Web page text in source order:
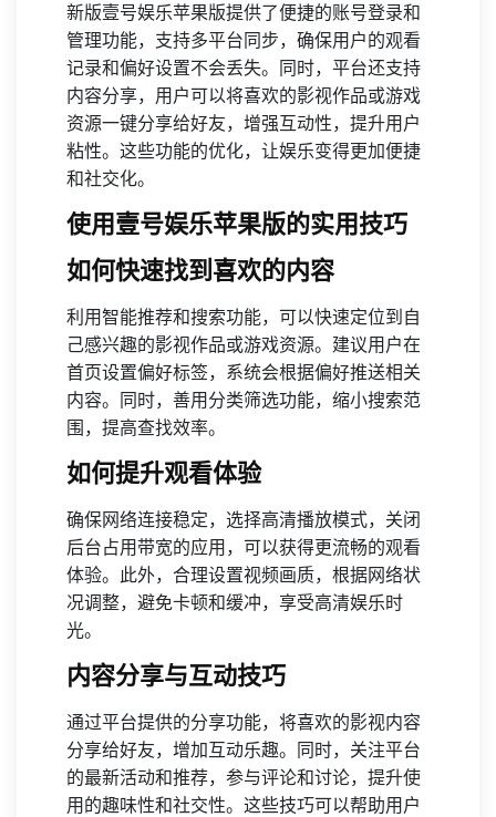
新版壹号娱乐苹果版提供了便捷的账号登录和
管理功能，支持多平台同步，确保用户的观看
记录和偏好设置不会丢失。同时，平台还支持
内容分享，用户可以将喜欢的影视作品或游戏
资源一键分享给好友，增强互动性，提升用户
粘性。这些功能的优化，让娱乐变得更加便捷
和社交化。
使用壹号娱乐苹果版的实用技巧
如何快速找到喜欢的内容
利用智能推荐和搜索功能，可以快速定位到自
己感兴趣的影视作品或游戏资源。建议用户在
首页设置偏好标签，系统会根据偏好推送相关
内容。同时，善用分类筛选功能，缩小搜索范
围，提高查找效率。
如何提升观看体验
确保网络连接稳定，选择高清播放模式，关闭
后台占用带宽的应用，可以获得更流畅的观看
体验。此外，合理设置视频画质，根据网络状
况调整，避免卡顿和缓冲，享受高清娱乐时
光。
内容分享与互动技巧
通过平台提供的分享功能，将喜欢的影视内容
分享给好友，增加互动乐趣。同时，关注平台
的最新活动和推荐，参与评论和讨论，提升使
用的趣味性和社交性。这些技巧可以帮助用户